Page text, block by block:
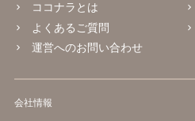
ココナラとは
よくあるご質問
運営へのお問い合わせ
会社情報